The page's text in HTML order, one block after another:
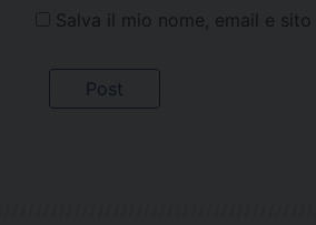
Salva il mio nome, email e